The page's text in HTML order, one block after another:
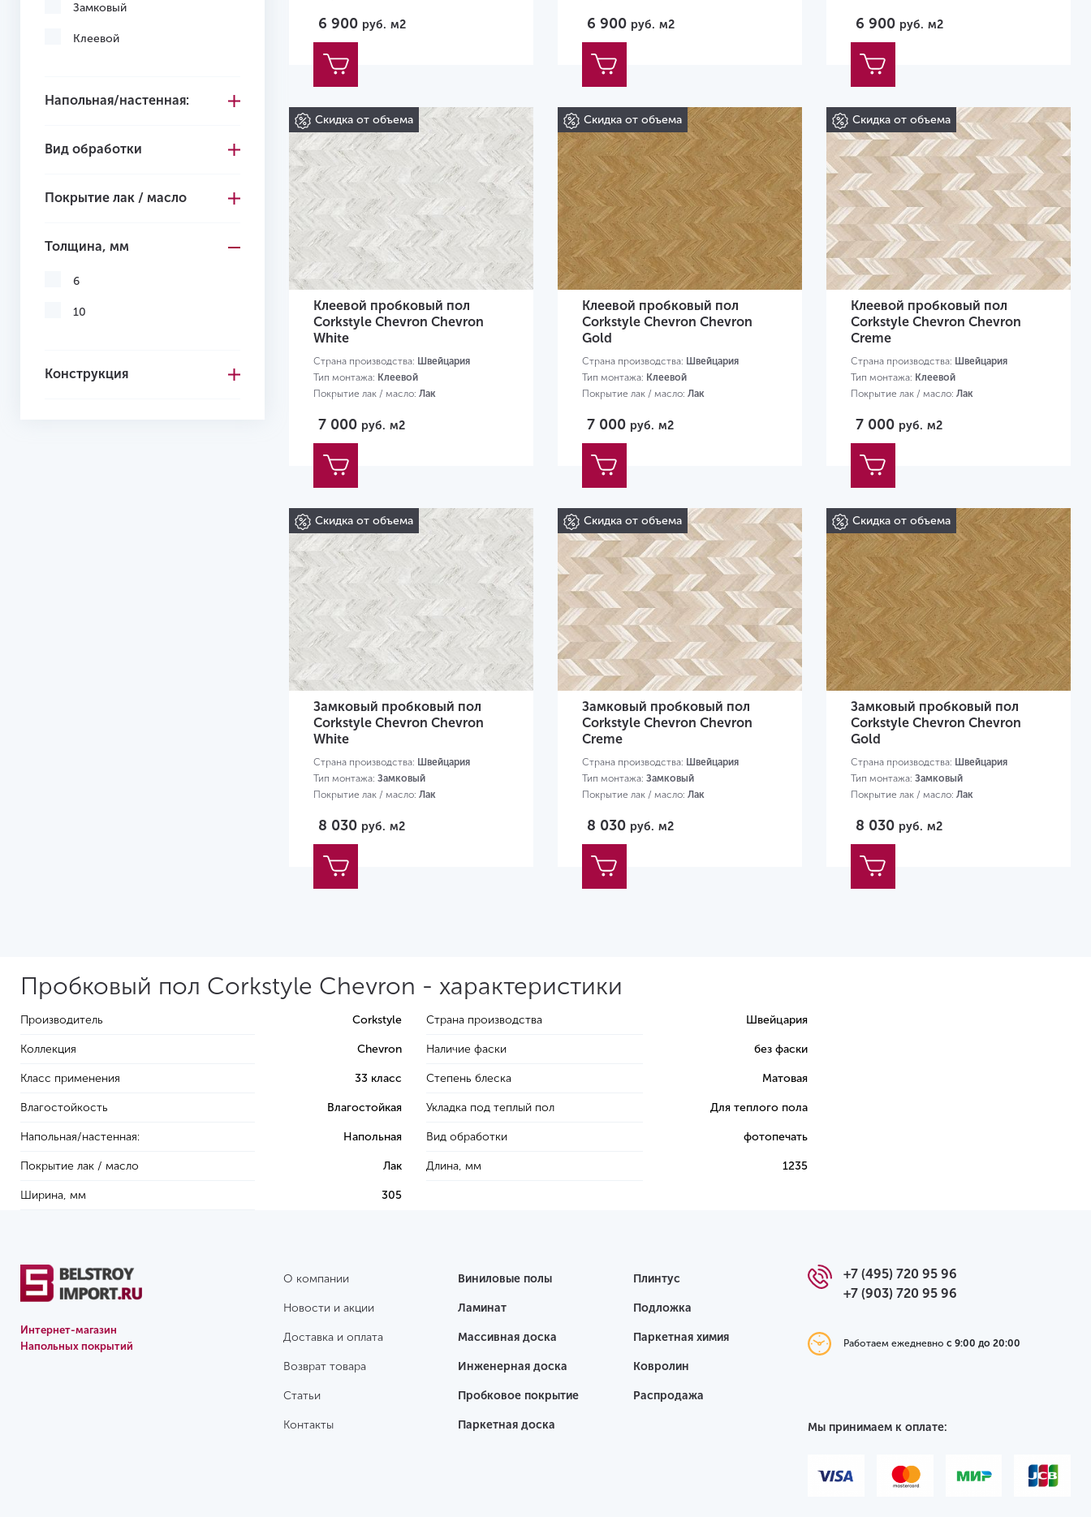
Замковый
Клеевой
Напольная/настенная:
Вид обработки
Покрытие лак / масло
Толщина, мм
6
10
Конструкция
6 900 руб. м2 6 900 руб. м2 6 900 руб. м2
Скидка от объема
Клеевой пробковый пол
Corkstyle Chevron Chevron
White
Страна производства: Швейцария
Тип монтажа: Клеевой
Покрытие лак / масло: Лак
7 000 руб. м2
Скидка от объема
Клеевой пробковый пол
Corkstyle Chevron Chevron
Gold
Страна производства: Швейцария
Тип монтажа: Клеевой
Покрытие лак / масло: Лак
7 000 руб. м2
Скидка от объема
Клеевой пробковый пол
Corkstyle Chevron Chevron
Creme
Страна производства: Швейцария
Тип монтажа: Клеевой
Покрытие лак / масло: Лак
7 000 руб. м2
Скидка от объема
Замковый пробковый пол
Corkstyle Chevron Chevron
White
Страна производства: Швейцария
Тип монтажа: Замковый
Покрытие лак / масло: Лак
8 030 руб. м2
Скидка от объема
Замковый пробковый пол
Corkstyle Chevron Chevron
Creme
Страна производства: Швейцария
Тип монтажа: Замковый
Покрытие лак / масло: Лак
8 030 руб. м2
Скидка от объема
Замковый пробковый пол
Corkstyle Chevron Chevron
Gold
Страна производства: Швейцария
Тип монтажа: Замковый
Покрытие лак / масло: Лак
8 030 руб. м2
Пробковый пол Corkstyle Chevron - характеристики
Производитель Corkstyle
Коллекция Chevron
Класс применения 33 класс
Влагостойкость Влагостойкая
Напольная/настенная: Напольная
Покрытие лак / масло Лак
Ширина, мм 305
Страна производства Швейцария
Наличие фаски без фаски
Степень блеска Матовая
Укладка под теплый пол Для теплого пола
Вид обработки фотопечать
Длина, мм 1235
Интернет-магазин
Напольных покрытий
О компании
Новости и акции
Доставка и оплата
Возврат товара
Статьи
Контакты
Виниловые полы
Ламинат
Массивная доска
Инженерная доска
Пробковое покрытие
Паркетная доска
Плинтус
Подложка
Паркетная химия
Ковролин
Распродажа
+7 (495) 720 95 96
+7 (903) 720 95 96
Работаем ежедневнос 9:00 до 20:00
Мы принимаем к оплате: